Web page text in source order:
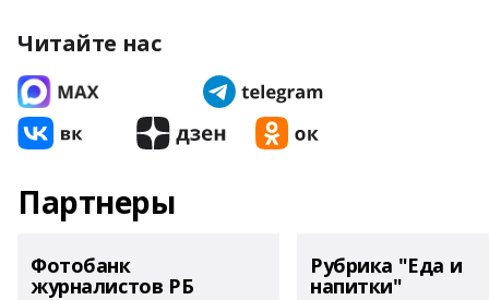
Читайте нас
Партнеры
Фотобанк
журналистов РБ
Рубрика "Еда и
напитки"